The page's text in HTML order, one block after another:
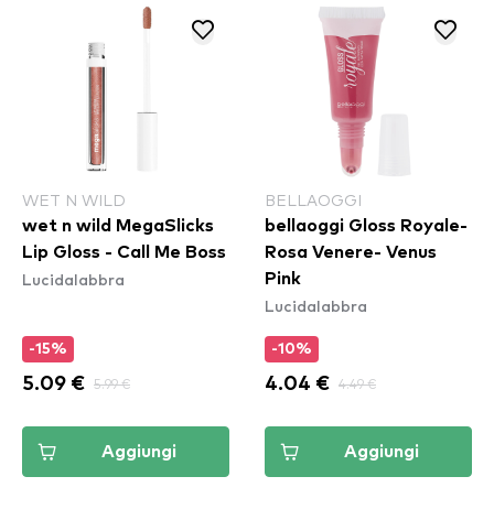
WET N WILD
wet n wild MegaSlicks
Lip Gloss - Call Me Boss
Lucidalabbra
-15%
5.09 € 5.99 €
Aggiungi
BELLAOGGI
bellaoggi Gloss Royale-
Rosa Venere- Venus
Pink
Lucidalabbra
-10%
4.04 € 4.49 €
Aggiungi